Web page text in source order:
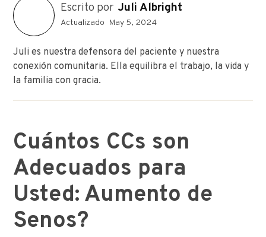
Escrito por Juli Albright
Actualizado May 5, 2024
Juli es nuestra defensora del paciente y nuestra
conexión comunitaria. Ella equilibra el trabajo, la vida y
la familia con gracia.
Cuántos CCs son
Adecuados para
Usted: Aumento de
Senos?